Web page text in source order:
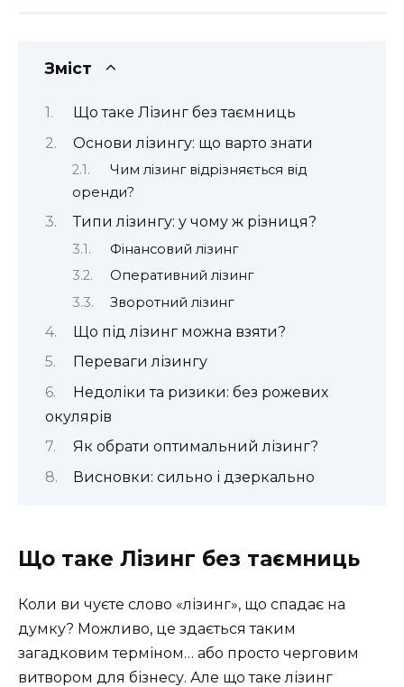
Зміст
Що таке Лізинг без таємниць
Основи лізингу: що варто знати
Чим лізинг відрізняється від
оренди?
Типи лізингу: у чому ж різниця?
Фінансовий лізинг
Оперативний лізинг
Зворотний лізинг
Що під лізинг можна взяти?
Переваги лізингу
Недоліки та ризики: без рожевих
окулярів
Як обрати оптимальний лізинг?
Висновки: сильно і дзеркально
Що таке Лізинг без таємниць
Коли ви чуєте слово «лізинг», що спадає на
думку? Можливо, це здається таким
загадковим терміном… або просто черговим
витвором для бізнесу. Але що таке лізинг